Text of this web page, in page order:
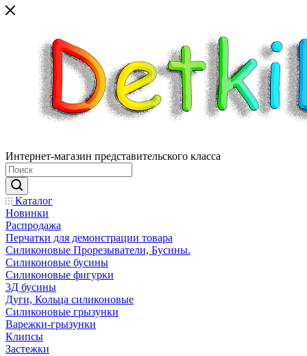
Интернет-магазин представительского класса
Каталог
Новинки
Распродажа
Перчатки для демонстрации товара
Силиконовые Прорезыватели, Бусины.
Силиконовые бусины
Силиконовые фигурки
3Д бусины
Дуги, Кольца силиконовые
Силиконовые грызунки
Варежки-грызунки
Клипсы
Застежки